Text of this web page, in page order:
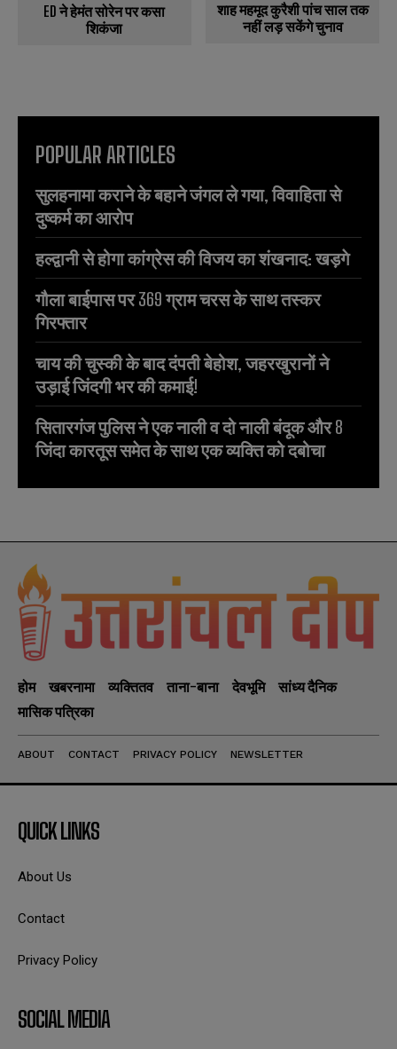
ED ने हेमंत सोरेन पर कसा
शिकंजा
शाह महमूद कुरैशी पांच साल तक
नहीं लड़ सकेंगे चुनाव
POPULAR ARTICLES
सुलहनामा कराने के बहाने जंगल ले गया, विवाहिता से
दुष्कर्म का आरोप
हल्द्वानी से होगा कांग्रेस की विजय का शंखनाद: खड़गे
गौला बाईपास पर 369 ग्राम चरस के साथ तस्कर
गिरफ्तार
चाय की चुस्की के बाद दंपती बेहोश, जहरखुरानों ने
उड़ाई जिंदगी भर की कमाई!
सितारगंज पुलिस ने एक नाली व दो नाली बंदूक और 8
जिंदा कारतूस समेत के साथ एक व्यक्ति को दबोचा
होम खबरनामा व्यक्तितव ताना-बाना देवभूमि
सांध्य दैनिक
मासिक पत्रिका
ABOUT CONTACT PRIVACY POLICY NEWSLETTER
QUICK LINKS
About Us
Contact
Privacy Policy
SOCIAL MEDIA